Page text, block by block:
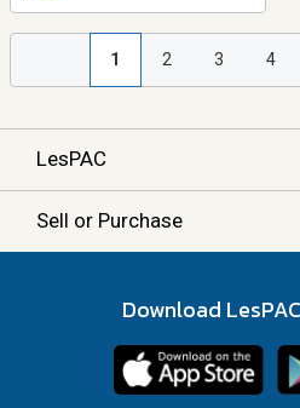
1 2 3 4
LesPAC
Sell or Purchase
Download